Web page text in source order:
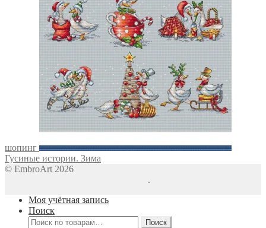
шопинг
Гусиные истории. Зима
© EmbroArt 2026
.
Моя учётная запись
Поиск
Искать:
Поиск